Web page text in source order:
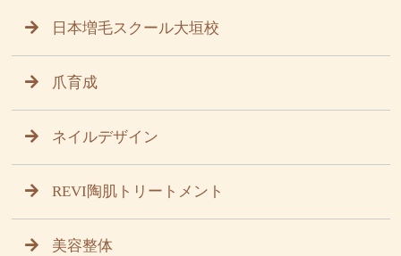
日本増毛スクール大垣校
爪育成
ネイルデザイン
REVI陶肌トリートメント
美容整体